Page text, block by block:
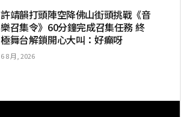
許靖韻打頭陣空降佛山街頭挑戰《音
樂召集令》60分鐘完成召集任務 終
極舞台解鎖開心大叫：好癲呀
6 8 月, 2026